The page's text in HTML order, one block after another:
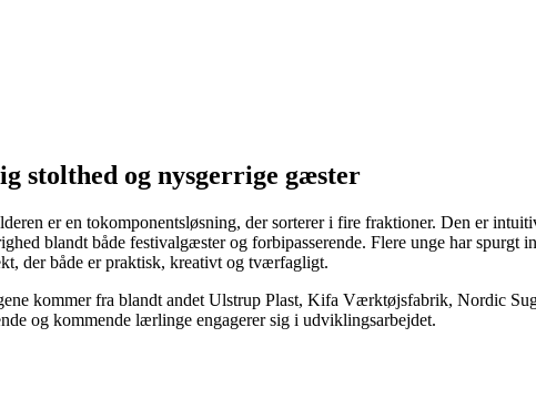
stolthed og nysgerrige gæster
er en tokomponentsløsning, der sorterer i fire fraktioner. Den er
blandt både festivalgæster og forbipasserende. Flere unge har
der både er praktisk, kreativt og tværfagligt.
kommer fra blandt andet Ulstrup Plast, Kifa Værktøjsfabrik, Nordic
og kommende lærlinge engagerer sig i udviklingsarbejdet.